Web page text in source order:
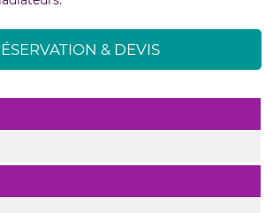
& DEVIS